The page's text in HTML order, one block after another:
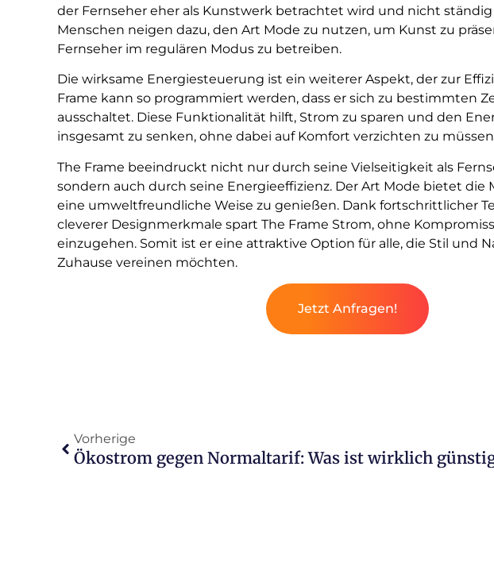
der Fernseher eher als Kunstwerk betrachtet wird und nicht
Menschen neigen dazu, den Art Mode zu nutzen, um Kunst zu
Fernseher im regulären Modus zu betreiben.
Die wirksame Energiesteuerung ist ein weiterer Aspekt, der zur
Frame kann so programmiert werden, dass er sich zu bestimmten
ausschaltet. Diese Funktionalität hilft, Strom zu sparen und den
insgesamt zu senken, ohne dabei auf Komfort verzichten zu
The Frame beeindruckt nicht nur durch seine Vielseitigkeit als
sondern auch durch seine Energieeffizienz. Der Art Mode bietet die
eine umweltfreundliche Weise zu genießen. Dank fortschrittlicher
cleverer Designmerkmale spart The Frame Strom, ohne
einzugehen. Somit ist er eine attraktive Option für alle, die Stil und
Zuhause vereinen möchten.
Jetzt Anfragen!
Vorherige
Ökostrom gegen Normaltarif: Was ist wirklich